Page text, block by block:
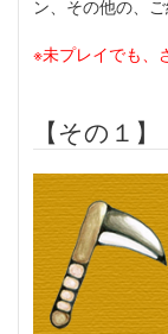
ン、その他の、ご
※未プレイでも、
【その１